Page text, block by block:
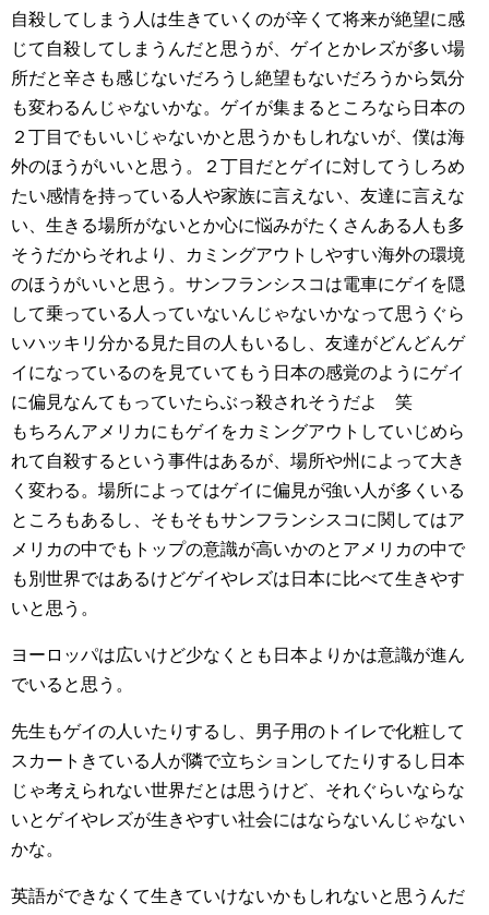
自殺してしまう人は生きていくのが辛くて将来が絶望に感
じて自殺してしまうんだと思うが、ゲイとかレズが多い場
所だと辛さも感じないだろうし絶望もないだろうから気分
も変わるんじゃないかな。ゲイが集まるところなら日本の
２丁目でもいいじゃないかと思うかもしれないが、僕は海
外のほうがいいと思う。２丁目だとゲイに対してうしろめ
たい感情を持っている人や家族に言えない、友達に言えな
い、生きる場所がないとか心に悩みがたくさんある人も多
そうだからそれより、カミングアウトしやすい海外の環境
のほうがいいと思う。サンフランシスコは電車にゲイを隠
して乗っている人っていないんじゃないかなって思うぐら
いハッキリ分かる見た目の人もいるし、友達がどんどんゲ
イになっているのを見ていてもう日本の感覚のようにゲイ
に偏見なんてもっていたらぶっ殺されそうだよ 笑
もちろんアメリカにもゲイをカミングアウトしていじめら
れて自殺するという事件はあるが、場所や州によって大き
く変わる。場所によってはゲイに偏見が強い人が多くいる
ところもあるし、そもそもサンフランシスコに関してはア
メリカの中でもトップの意識が高いかのとアメリカの中で
も別世界ではあるけどゲイやレズは日本に比べて生きやす
いと思う。
ヨーロッパは広いけど少なくとも日本よりかは意識が進ん
でいると思う。
先生もゲイの人いたりするし、男子用のトイレで化粧して
スカートきている人が隣で立ちションしてたりするし日本
じゃ考えられない世界だとは思うけど、それぐらいならな
いとゲイやレズが生きやすい社会にはならないんじゃない
かな。
英語ができなくて生きていけないかもしれないと思うんだ